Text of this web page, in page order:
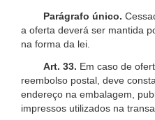
Parágrafo único.
a oferta deverá ser mantida
na forma da lei.
Art. 33. Em caso de
reembolso postal, deve
endereço na embalagem,
impressos utilizados na